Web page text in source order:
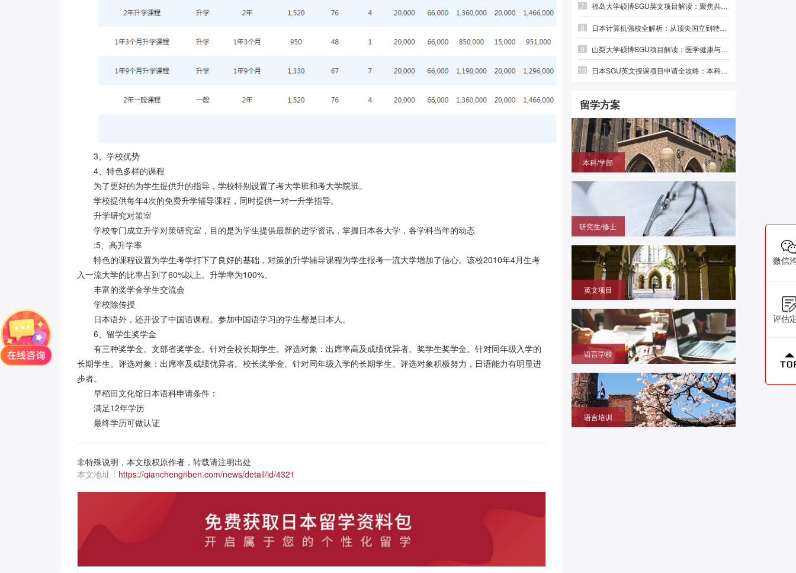
3、学校优势
4、特色多样的课程
为了更好的为学生提供升的指导，学校特别设置了考大学班和考大学院班。
学校提供每年4次的免费升学辅导课程，同时提供一对一升学指导。
升学研究对策室
学校专门成立升学对策研究室，目的是为学生提供最新的进学资讯，掌握日本各大学，各学科当年的动态
:5、高升学率
特色的课程设置为学生考学打下了良好的基础，对策的升学辅导课程为学生报考一流大学增加了信心。该校2010年4月生考
入一流大学的比率占到了60%以上。升学率为100%。
丰富的奖学金学生交流会
学校除传授
日本语外，还开设了中国语课程。参加中国语学习的学生都是日本人。
6、留学生奖学金
有三种奖学金。文部省奖学金。针对全校长期学生。评选对象：出席率高及成绩优异者。奖学生奖学金。针对同年级入学的
长期学生。评选对象：出席率及成绩优异者。校长奖学金。针对同年级入学的长期学生。评选对象积极努力，日语能力有明显进
步者。
早稻田文化馆日本语科申请条件：
满足12年学历
最终学历可做认证
非特殊说明，本文版权原作者，转载请注明出处
本文地址： https://qianchengriben.com/news/detail/id/4321
7 福岛大学硕博SGU英文项目解读：聚焦共生系统与人间发达，英语直申
8 日本计算机强校全解析：从顶尖国立到特色专精，选对赛道少走弯路
9 山梨大学硕博SGU项目解读：医学健康与绿色光电，英语直申
10 日本SGU英文授课项目申请全攻略：本科、硕士时间线与避坑指南
留学方案
本科/学部
申请目标大学
研究生/修士
研究科就读的offer
英文项目
本大学学部/修士/博士课程
语言学校
学考试过渡阶段
语言培训
微信
评估